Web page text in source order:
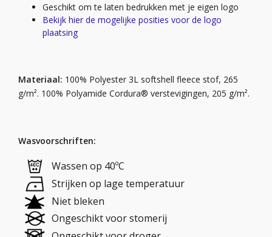
Geschikt om te laten bedrukken met je eigen logo
Bekijk hier de mogelijke posities voor de logo
plaatsing
Materiaal: 100% Polyester 3L softshell fleece stof, 265
g/m². 100% Polyamide Cordura® verstevigingen, 205 g/m².
Wasvoorschriften:
Wassen op 40ºC
Strijken op lage temperatuur
Niet bleken
Ongeschikt voor stomerij